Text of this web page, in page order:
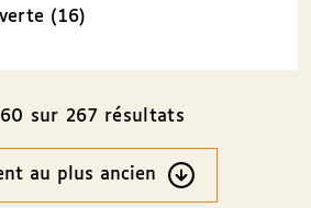
(16)
sur 267 résultats